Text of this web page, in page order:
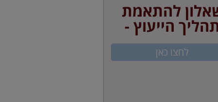
להתאמת
הייעוץ -
לחצו כאן